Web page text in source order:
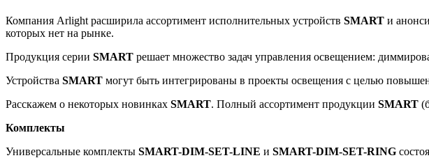
Компания Arlight расширила ассортимент исполнительных устройств SMART и
которых нет на рынке.
Продукция серии SMART решает множество задач управления освещением:
Устройства SMART могут быть интегрированы в проекты освещения с целью
Расскажем о некоторых новинках SMART. Полный ассортимент продукции SMART
Комплекты
Универсальные комплекты SMART-DIM-SET-LINE и SMART-DIM-SET-RING